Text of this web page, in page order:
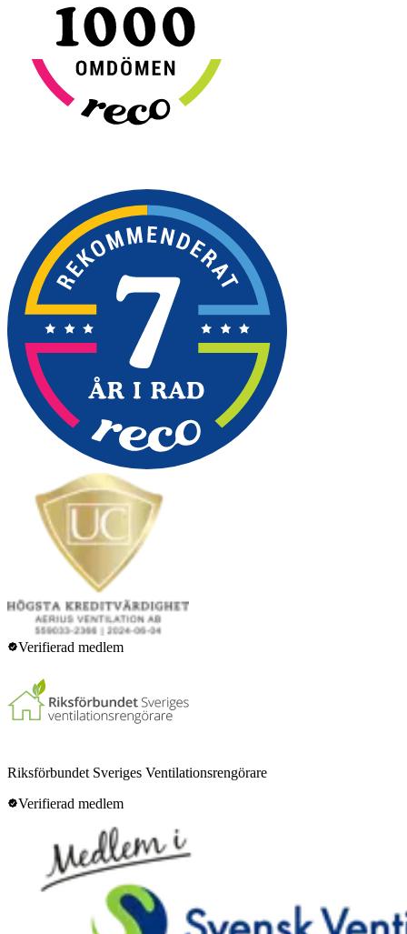
Verifierad medlem
Riksförbundet Sveriges Ventilationsrengörare
Verifierad medlem